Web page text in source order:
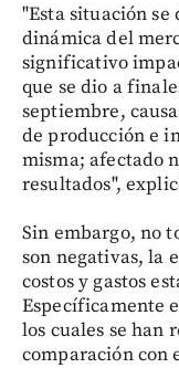
"Esta situación
dinámica del
significativo
que se dio a
septiembre,
de producción e
misma; afectado
resultados",
Sin embargo, no
son negativas, la
costos y gastos
Específicamente
los cuales se han
comparación con